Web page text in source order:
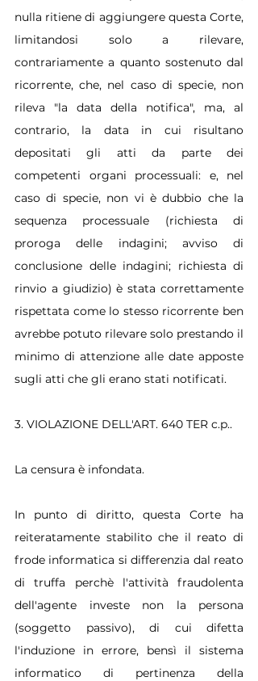
nulla ritiene di aggiungere questa Corte,
limitandosi solo a rilevare,
contrariamente a quanto sostenuto dal
ricorrente, che, nel caso di specie, non
rileva "la data della notifica", ma, al
contrario, la data in cui risultano
depositati gli atti da parte dei
competenti organi processuali: e, nel
caso di specie, non vi è dubbio che la
sequenza processuale (richiesta di
proroga delle indagini; avviso di
conclusione delle indagini; richiesta di
rinvio a giudizio) è stata correttamente
rispettata come lo stesso ricorrente ben
avrebbe potuto rilevare solo prestando il
minimo di attenzione alle date apposte
sugli atti che gli erano stati notificati.
3. VIOLAZIONE DELL'ART. 640 TER c.p..
La censura è infondata.
In punto di diritto, questa Corte ha
reiteratamente stabilito che il reato di
frode informatica si differenzia dal reato
di truffa perchè l'attività fraudolenta
dell'agente investe non la persona
(soggetto passivo), di cui difetta
l'induzione in errore, bensì il sistema
informatico di pertinenza della